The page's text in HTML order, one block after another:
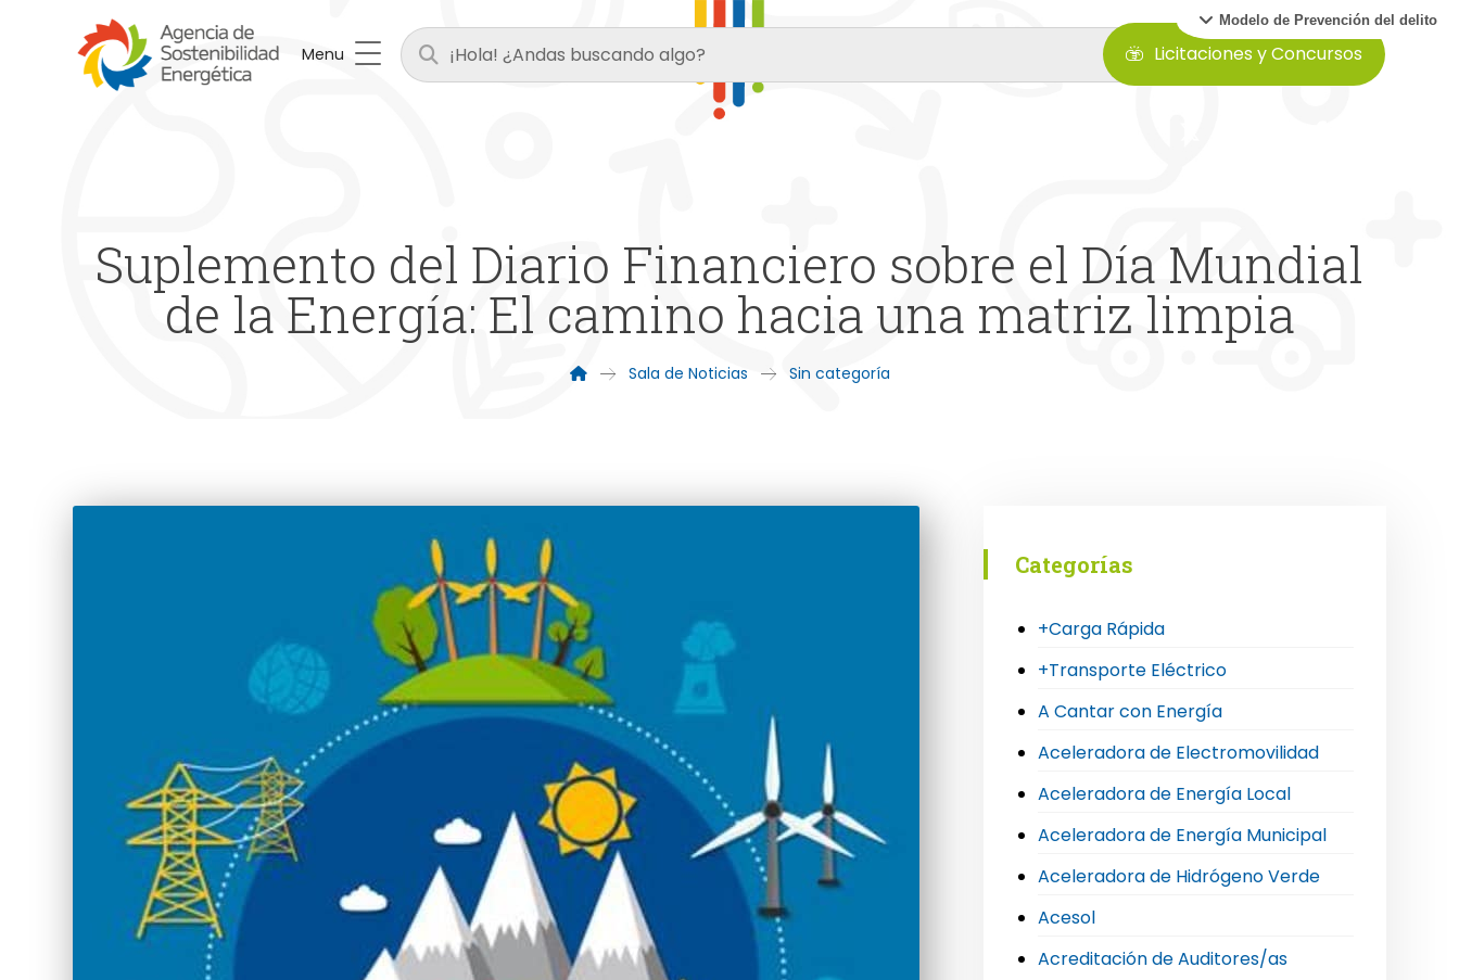
Modelo de Prevención del delito
Menu Licitaciones y Concursos
Suplemento del Diario Financiero sobre el Día Mundial
de la Energía: El camino hacia una matriz limpia
Sala de Noticias Sin categoría
Categorías
+Carga Rápida
+Transporte Eléctrico
A Cantar con Energía
Aceleradora de Electromovilidad
Aceleradora de Energía Local
Aceleradora de Energía Municipal
Aceleradora de Hidrógeno Verde
Acesol
Acreditación de Auditores/as